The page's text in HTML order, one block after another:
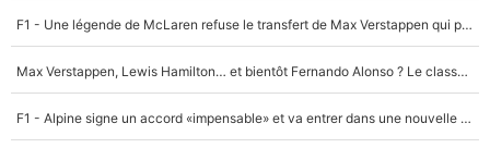
F1 - Une légende de McLaren refuse le transfert de Max Verstappen qui pourrait «faire des vagues» et plomber l'ambiance dans l'équipe
Max Verstappen, Lewis Hamilton… et bientôt Fernando Alonso ? Le classement des pilotes les mieux payés en Formule 1 risque de changer !
F1 - Alpine signe un accord «impensable» et va entrer dans une nouvelle dimension : Grande nouvelle pour Pierre Gasly !